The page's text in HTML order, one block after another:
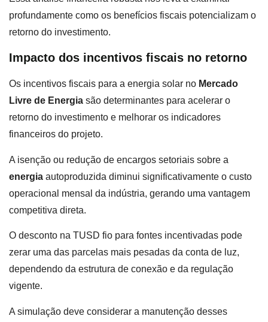
profundamente como os benefícios fiscais potencializam o
retorno do investimento.
Impacto dos incentivos fiscais no retorno
Os incentivos fiscais para a energia solar no Mercado
Livre de Energia são determinantes para acelerar o
retorno do investimento e melhorar os indicadores
financeiros do projeto.
A isenção ou redução de encargos setoriais sobre a
energia autoproduzida diminui significativamente o custo
operacional mensal da indústria, gerando uma vantagem
competitiva direta.
O desconto na TUSD fio para fontes incentivadas pode
zerar uma das parcelas mais pesadas da conta de luz,
dependendo da estrutura de conexão e da regulação
vigente.
A simulação deve considerar a manutenção desses